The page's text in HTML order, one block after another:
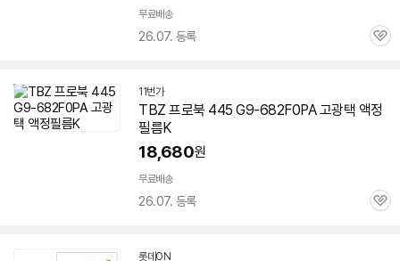
무료배송
26.07. 등록
관
11번가
TBZ 프로북 445 G9-682F0PA 고광택 액정
필름K
18,680원
무료배송
26.07. 등록
관
롯데ON